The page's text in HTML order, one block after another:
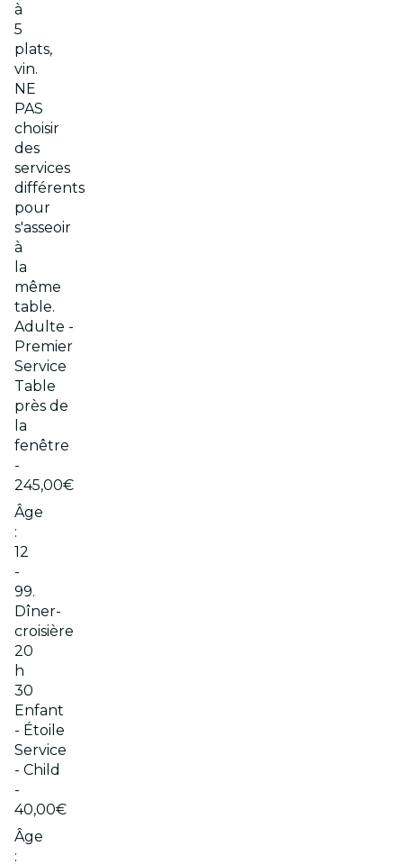
à
5
plats,
vin.
NE
PAS
choisir
des
services
différents
pour
s'asseoir
à
la
même
table.
Adulte -
Premier
Service
Table
près de
la
fenêtre
-
245,00€
Âge
:
12
-
99.
Dîner-
croisière
20
h
30
Enfant
- Étoile
Service
- Child
-
40,00€
Âge
: